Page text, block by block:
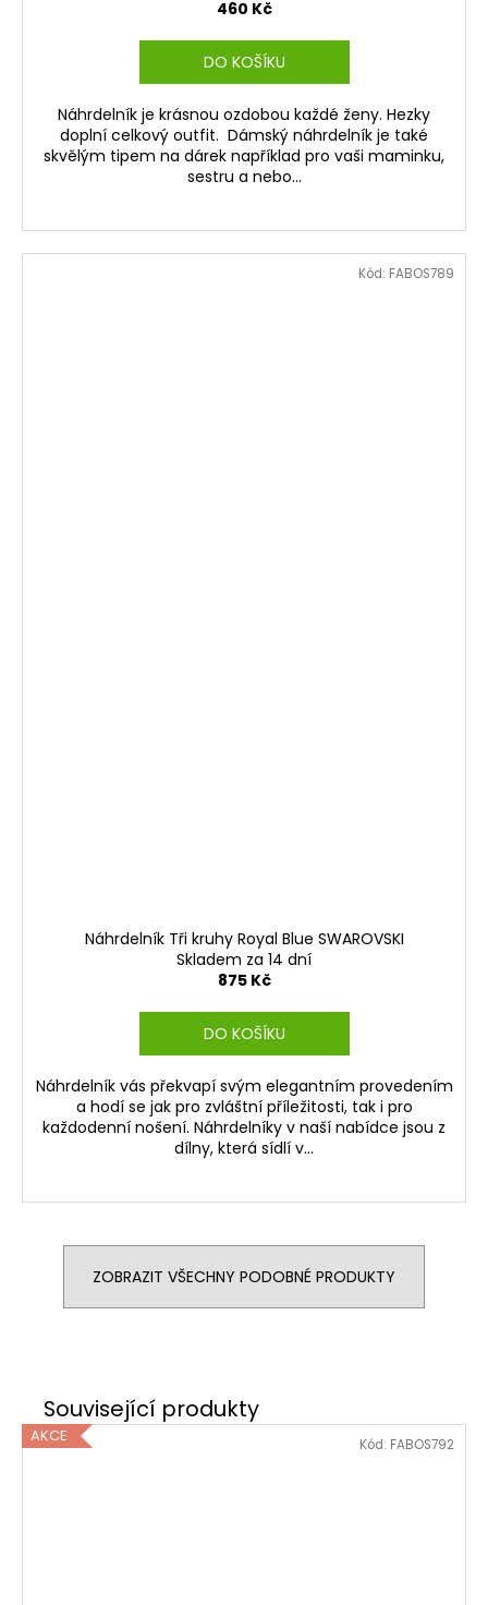
460 Kč
DO KOŠÍKU
Náhrdelník je krásnou ozdobou každé ženy. Hezky
doplní celkový outfit. Dámský náhrdelník je také
skvělým tipem na dárek například pro vaši maminku,
sestru a nebo...
Náhrdelník Tři kruhy Royal Blue SWAROVSKI
Skladem za 14 dní
875 Kč
DO KOŠÍKU
Náhrdelník vás překvapí svým elegantním provedením
a hodí se jak pro zvláštní příležitosti, tak i pro
každodenní nošení. Náhrdelníky v naší nabídce jsou z
dílny, která sídlí v...
Kód: FABOS789
ZOBRAZIT VŠECHNY PODOBNÉ PRODUKTY
AKCE Kód: FABOS792